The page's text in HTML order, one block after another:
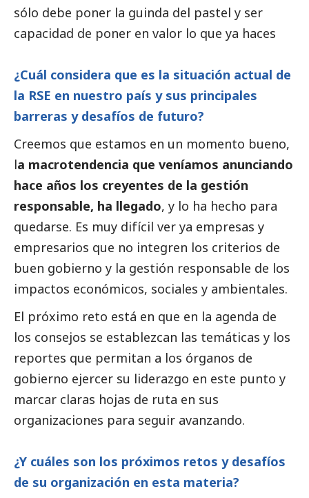
sólo debe poner la guinda del pastel y ser
capacidad de poner en valor lo que ya haces
¿Cuál considera que es la situación actual de
la RSE en nuestro país y sus principales
barreras y desafíos de futuro?
Creemos que estamos en un momento bueno,
la macrotendencia que veníamos anunciando
hace años los creyentes de la gestión
responsable, ha llegado, y lo ha hecho para
quedarse. Es muy difícil ver ya empresas y
empresarios que no integren los criterios de
buen gobierno y la gestión responsable de los
impactos económicos, sociales y ambientales.
El próximo reto está en que en la agenda de
los consejos se establezcan las temáticas y los
reportes que permitan a los órganos de
gobierno ejercer su liderazgo en este punto y
marcar claras hojas de ruta en sus
organizaciones para seguir avanzando.
¿Y cuáles son los próximos retos y desafíos
de su organización en esta materia?